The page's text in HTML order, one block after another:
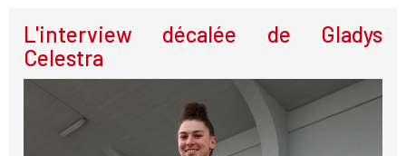
L'interview décalée de Gladys
Celestra